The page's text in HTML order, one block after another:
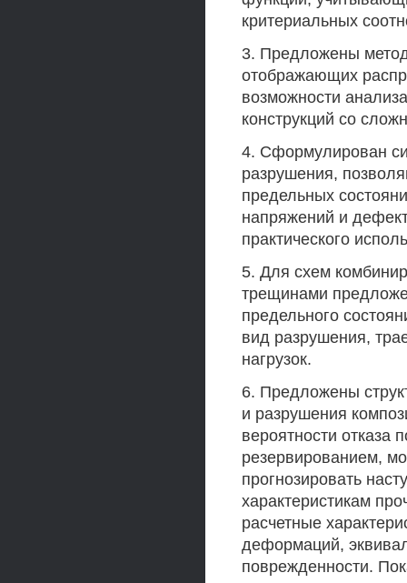
критериальных
3. Предложены
отображающих
возможности
конструкций со
4. Сформулирован
разрушения,
предельных
напряжений и
практического
5. Для схем
трещинами
предельного
вид разрушения,
нагрузок.
6. Предложены
и разрушения
вероятности отказа
резервированием,
прогнозировать
характеристикам
расчетные
деформаций,
поврежденности.